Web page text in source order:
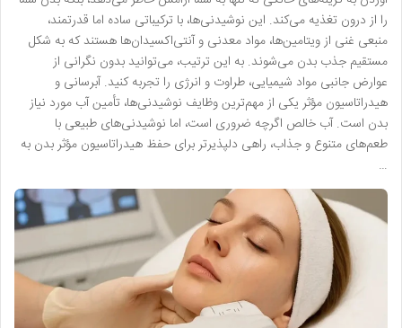
را از درون تغذیه می‌کند. این نوشیدنی‌ها، با ترکیباتی ساده اما قدرتمند،
منبعی غنی از ویتامین‌ها، مواد معدنی و آنتی‌اکسیدان‌ها هستند که به شکل
مستقیم جذب بدن می‌شوند. به این ترتیب، می‌توانید بدون نگرانی از
عوارض جانبی مواد شیمیایی، طراوت و انرژی را تجربه کنید. آبرسانی و
هیدراتاسیون مؤثر یکی از مهم‌ترین وظایف نوشیدنی‌ها، تأمین آب مورد نیاز
بدن است. آب خالص اگرچه ضروری است، اما نوشیدنی‌های طبیعی با
طعم‌های متنوع و جذاب، راهی دلپذیرتر برای حفظ هیدراتاسیون مؤثر بدن به
…